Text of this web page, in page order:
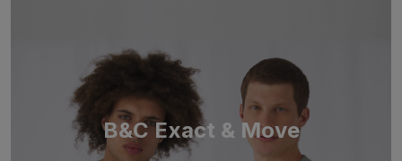
B&C Exact & Move